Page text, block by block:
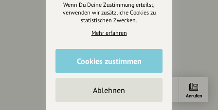
Anrufen
Unterstütze
unsere Plattform
hey.bayern ist ein Projekt von
uns für unsere Region und
für alle, die uns besuchen
Inhalte vorschlagen
Wenn Du Deine Zustimmung erteilst,
verwenden wir zusätzliche Cookies zu
statistischen Zwecken.
Mehr erfahren
Cookies zustimmen
Ablehnen